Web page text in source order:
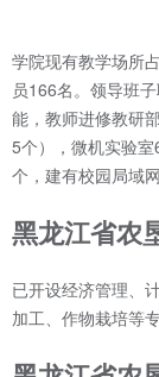
学院现有教学场所
员166名。领导班
能，教师进修教研
5个），微机实验
个，建有校园局域
黑龙江省农
已开设经济管理、
加工、作物栽培等